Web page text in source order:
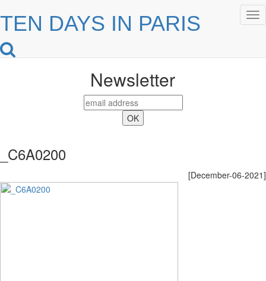
TEN DAYS IN PARIS
Newsletter
_C6A0200
[December-06-2021]